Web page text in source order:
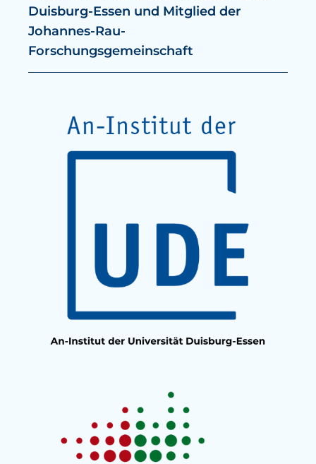
Duisburg-Essen und Mitglied der
Johannes-Rau-
Forschungsgemeinschaft